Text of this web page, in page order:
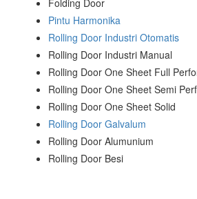
Folding Door
Pintu Harmonika
Rolling Door Industri Otomatis
Rolling Door Industri Manual
Rolling Door One Sheet Full
Rolling Door One Sheet Semi
Rolling Door One Sheet Solid
Rolling Door Galvalum
Rolling Door Alumunium
Rolling Door Besi